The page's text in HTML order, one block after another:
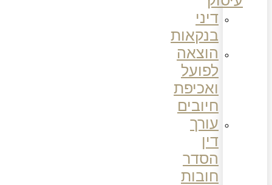
דיני
בנקאות
הוצאה
לפועל
ואכיפת
חיובים
עורך
דין
הסדר
חובות